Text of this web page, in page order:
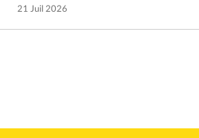
21 Juil 2026